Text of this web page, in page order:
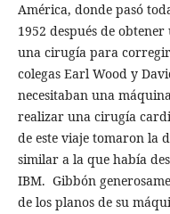
América, donde pasó
1952 después de
una cirugía para
colegas Earl Wood y
necesitaban una
realizar una cirugía
de este viaje tomaron la
similar a la que había
IBM. Gibbón
de los planos de su